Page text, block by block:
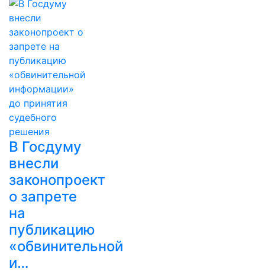
В Госдуму
внесли
законопроект
о запрете
на
публикацию
«обвинительной
и…